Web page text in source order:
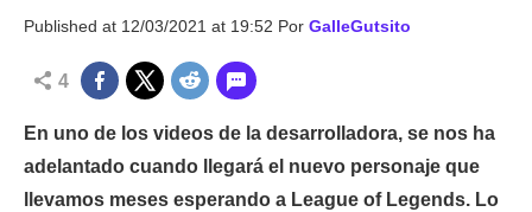
Published at 12/03/2021 at 19:52 Por GalleGutsito
4
En uno de los videos de la desarrolladora, se nos ha
adelantado cuando llegará el nuevo personaje que
llevamos meses esperando a League of Legends. Lo